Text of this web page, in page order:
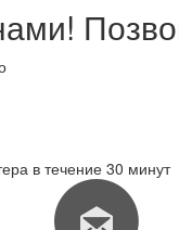
в течение 30 минут